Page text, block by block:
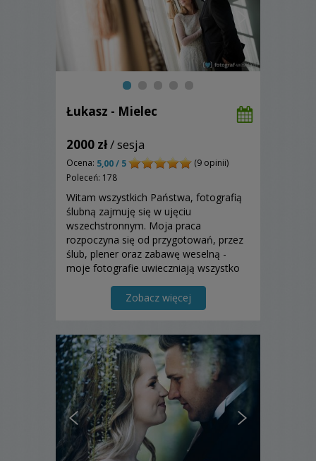
Łukasz - Mielec
2000 zł/ sesja
Ocena: 5,00 / 5
(9 opinii)
Poleceń: 178
Witam wszystkich Państwa, fotografią
ślubną zajmuję się w ujęciu
wszechstronnym. Moja praca
rozpoczyna się od przygotowań, przez
ślub, plener oraz zabawę weselną -
moje fotografie uwieczniają wszystko
Zobacz więcej